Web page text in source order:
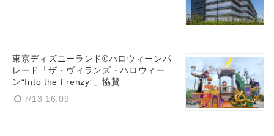
東京ディズニーランド®ハロウィーンパ
レード「ザ・ヴィランズ・ハロウィー
ン“Into the Frenzy”」協賛
7/13 16:09